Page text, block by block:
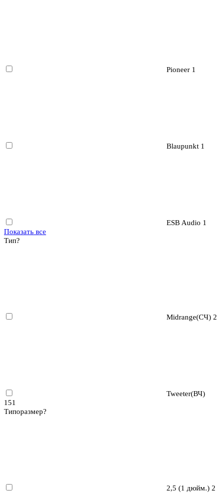
Pioneer 1
Blaupunkt 1
ESB Audio 1
Показать все
Тип?
Midrange(СЧ) 2
Tweeter(ВЧ)
151
Типоразмер?
2,5 (1 дюйм.) 2